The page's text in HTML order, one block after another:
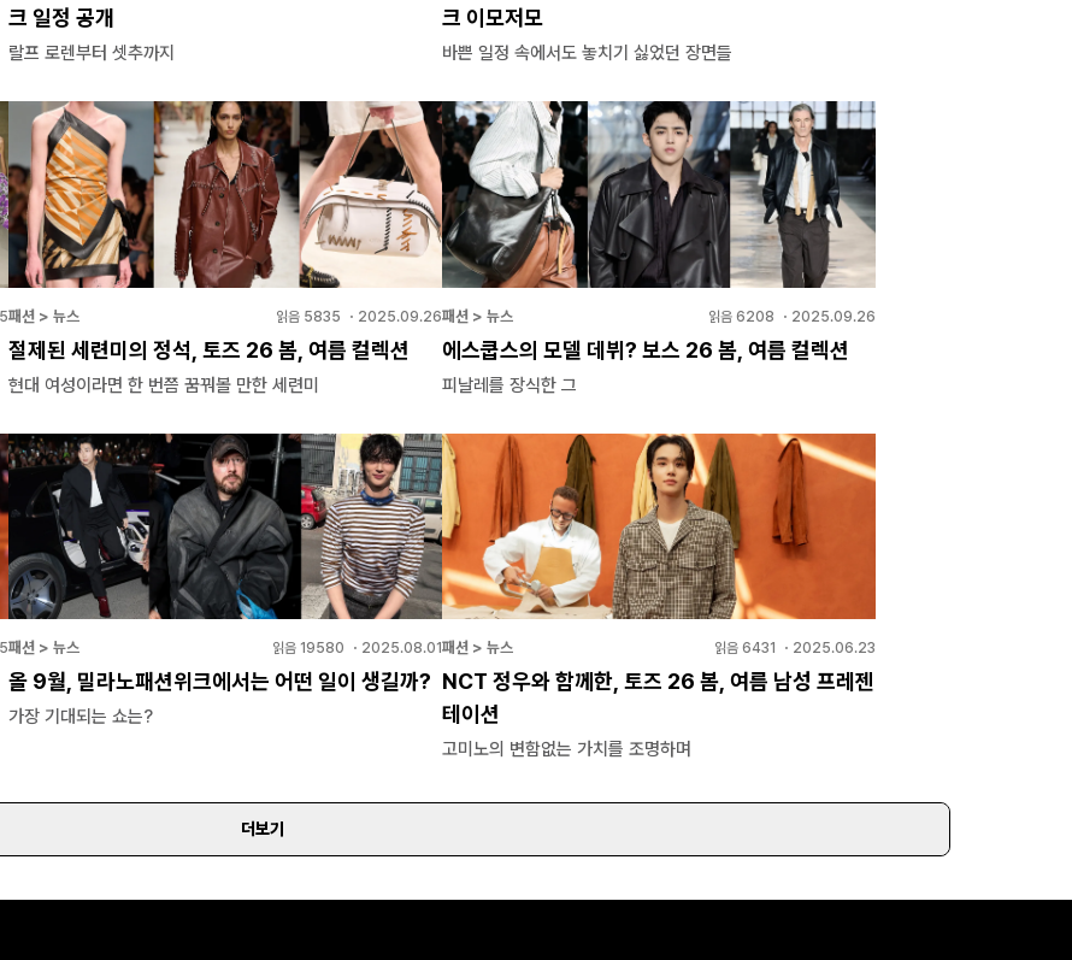
크 일정 공개
랄프 로렌부터 셋추까지
크 이모저모
바쁜 일정 속에서도 놓치기 싫었던 장면들
패션 > 뉴스 읽음 5835 ・ 2025.09.26
절제된 세련미의 정석, 토즈 26 봄, 여름 컬렉션
현대 여성이라면 한 번쯤 꿈꿔볼 만한 세련미
패션 > 뉴스 읽음 6208 ・ 2025.09.26
에스쿱스의 모델 데뷔? 보스 26 봄, 여름 컬렉션
피날레를 장식한 그
패션 > 뉴스 읽음 19580 ・ 2025.08.01
올 9월, 밀라노패션위크에서는 어떤 일이 생길까?
가장 기대되는 쇼는?
패션 > 뉴스 읽음 6431 ・ 2025.06.23
NCT 정우와 함께한, 토즈 26 봄, 여름 남성 프레젠
테이션
고미노의 변함없는 가치를 조명하며
더보기